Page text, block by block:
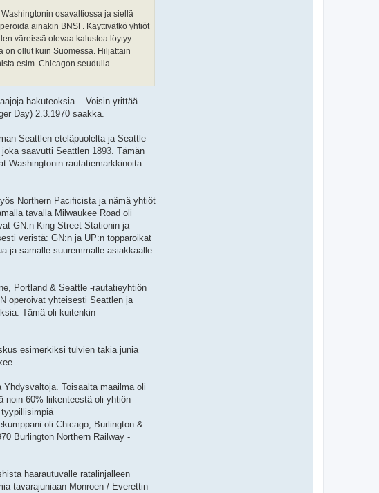
osavaltiossa ja siellä
ainakin BNSF. Käyttivätkö yhtiöt
väreissä olevaa kalustoa löytyy
on ollut kuin Suomessa. Hiljattain
esim. Chicagon seudulla
hakuteoksia... Voisin yrittää
Day) 2.3.1970 saakka.
Seattlen eteläpuolelta ja Seattle
saavutti Seattlen 1893. Tämän
Washingtonin rautatiemarkkinoita.
Northern Pacificista ja nämä yhtiöt
tavalla Milwaukee Road oli
GN:n King Street Stationin ja
veristä: GN:n ja UP:n topparoikat
ja samalle suuremmalle asiakkaalle
Portland & Seattle -rautatieyhtiön
operoivat yhteisesti Seattlen ja
Tämä oli kuitenkin
esimerkiksi tulvien takia junia
Toisaalta maailma oli
noin 60% liikenteestä oli yhtiön
oli Chicago, Burlington &
Burlington Northern Railway -
haarautuvalle ratalinjalleen
tavarajuniaan Monroen / Everettin